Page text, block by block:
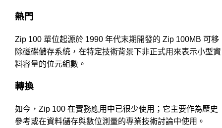
熱門
Zip 100 單位起源於 1990 年代末期開發的 Zip 100MB 可移
除磁碟儲存系統，在特定技術背景下非正式用來表示小型資
料容量的位元組數。
轉換
如今，Zip 100 在實務應用中已很少使用；它主要作為歷史
參考或在資料儲存與數位測量的專業技術討論中使用。